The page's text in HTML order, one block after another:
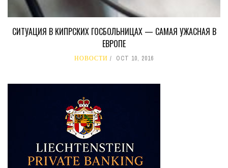
СИТУАЦИЯ В КИПРСКИХ ГОСБОЛЬНИЦАХ — САМАЯ УЖАСНАЯ В
ЕВРОПЕ
НОВОСТИ OCT 10, 2016